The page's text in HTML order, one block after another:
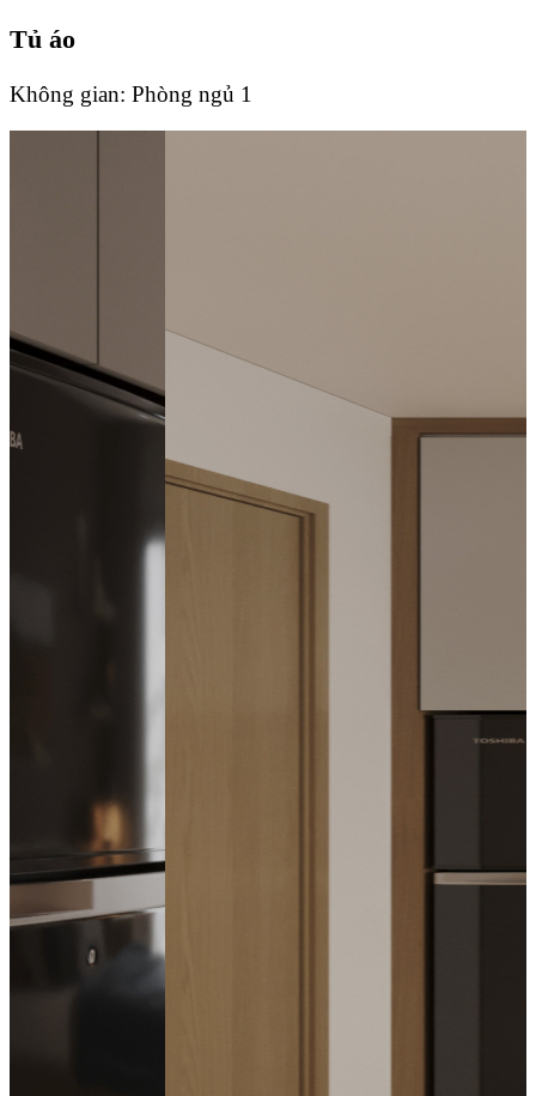
Tủ áo
Không gian: Phòng ngủ 1